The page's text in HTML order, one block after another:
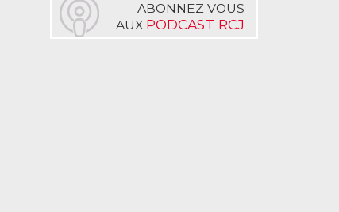
ABONNEZ VOUS
AUX PODCAST RCJ